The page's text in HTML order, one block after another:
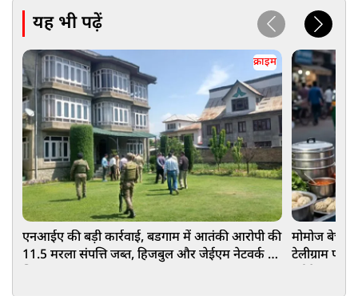
यह भी पढ़ें
क्राइम
एनआईए की बड़ी कार्रवाई, बडगाम में आतंकी आरोपी की
11.5 मरला संपत्ति जब्त, हिजबुल और जेईएम नेटवर्क पर
मोमोज बेचने
टेलीग्राम पर